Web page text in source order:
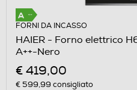
FORNI DA INCASSO
HAIER - Forno elettrico
A++-Nero
€ 419,00
€ 599,99 consigliato